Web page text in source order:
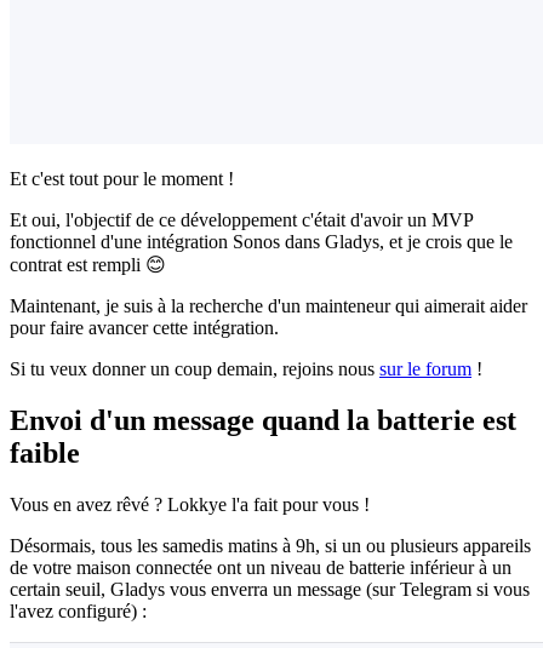
Et c'est tout pour le moment !
Et oui, l'objectif de ce développement c'était d'avoir un MVP
fonctionnel d'une intégration Sonos dans Gladys, et je crois que le
contrat est rempli 😊
Maintenant, je suis à la recherche d'un mainteneur qui aimerait aider
pour faire avancer cette intégration.
Si tu veux donner un coup demain, rejoins nous sur le forum !
Envoi d'un message quand la batterie est
faible
Vous en avez rêvé ? Lokkye l'a fait pour vous !
Désormais, tous les samedis matins à 9h, si un ou plusieurs appareils
de votre maison connectée ont un niveau de batterie inférieur à un
certain seuil, Gladys vous enverra un message (sur Telegram si vous
l'avez configuré) :